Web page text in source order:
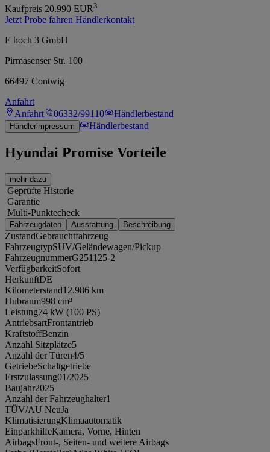
Kaufpreis 20.990 EUR3
Jetzt Probe fahren Händlerkontakt
E hoch 3 GmbH
Pirmasenser Str. 100
66497 Contwig
Anfahrt
Anfahrt
06332/99110 Händlerbestand
Händlerimpressum Händlerbestand
Hyundai Promise Vorteile
mehr dazu
Geprüfte Historie
Garantie
Multi-Punktecheck
Fahrzeugdaten Ausstattung Beschreibung
ZustandGebrauchtfahrzeug
FahrzeugtypSUV/Geländewagen/Pickup
FahrzeugnummerG251125-2
VerfügbarkeitSofort
HerkunftDE
Kilometerstand12.986 km
Hubraum998 cm³
Leistung74 kW (100 PS)
AntriebsartFrontantrieb
KraftstoffBenzin
Anzahl Sitzplätze5
Anzahl der Türen4/5
GetriebeSchaltgetriebe
Erstzulassung01/2025
Baujahr2025
Anzahl der Fahrzeughalter1
TÜV/AU NeuJa
KlimatisierungKlimaautomatik
EinparkhilfeKamera, Vorne, Hinten
AirbagsFront-, Seiten- und weitere Airbags